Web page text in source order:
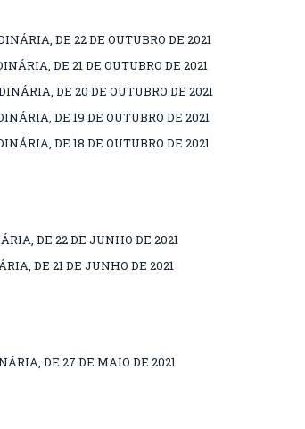
DE 22 DE OUTUBRO DE 2021
DE 21 DE OUTUBRO DE 2021
DE 20 DE OUTUBRO DE 2021
DE 19 DE OUTUBRO DE 2021
DE 18 DE OUTUBRO DE 2021
DE 22 DE JUNHO DE 2021
DE 21 DE JUNHO DE 2021
DE 27 DE MAIO DE 2021